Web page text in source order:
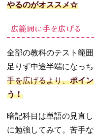
やるのがオススメ☆
広範囲に手を広げる
全部の教科のテスト範
足りず中途半端になっ
手を広げるより、ポイ
う！
暗記科目は単語の見直
に勉強してみて。苦手